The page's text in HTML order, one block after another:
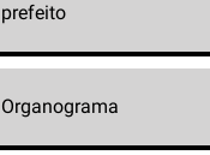
prefeito
Organograma